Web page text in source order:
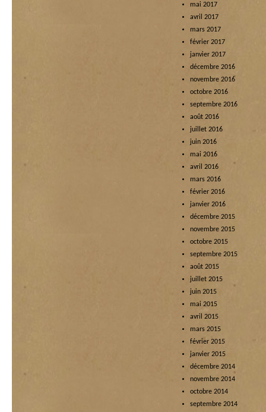
mai 2017
avril 2017
mars 2017
février 2017
janvier 2017
décembre 2016
novembre 2016
octobre 2016
septembre 2016
août 2016
juillet 2016
juin 2016
mai 2016
avril 2016
mars 2016
février 2016
janvier 2016
décembre 2015
novembre 2015
octobre 2015
septembre 2015
août 2015
juillet 2015
juin 2015
mai 2015
avril 2015
mars 2015
février 2015
janvier 2015
décembre 2014
novembre 2014
octobre 2014
septembre 2014